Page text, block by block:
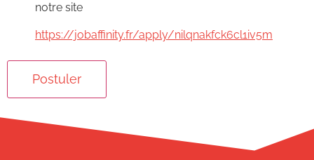
notre site
https://jobaffinity.fr/apply/nilqnakfck6cl1iv5m